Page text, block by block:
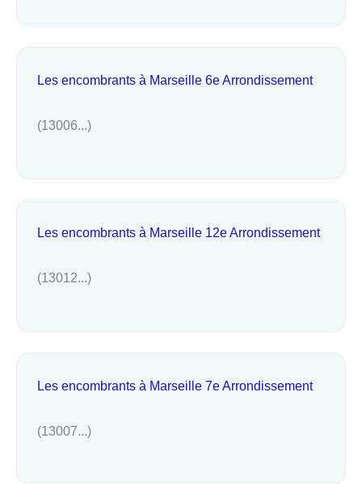
Les encombrants à Marseille 6e Arrondissement
(13006...)
Les encombrants à Marseille 12e Arrondissement
(13012...)
Les encombrants à Marseille 7e Arrondissement
(13007...)